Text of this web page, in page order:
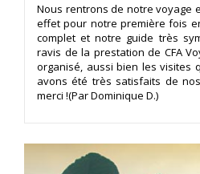
Nous rentrons de notre voyage
effet pour notre première fois
complet et notre guide très
ravis de la prestation de CFA
organisé, aussi bien les visites
avons été très satisfaits de
merci !(Par Dominique D.)